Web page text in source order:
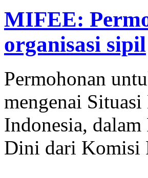
MIFEE:
organisasi sipil
Permohonan
mengenai
Indonesia,
Dini dari Komisi